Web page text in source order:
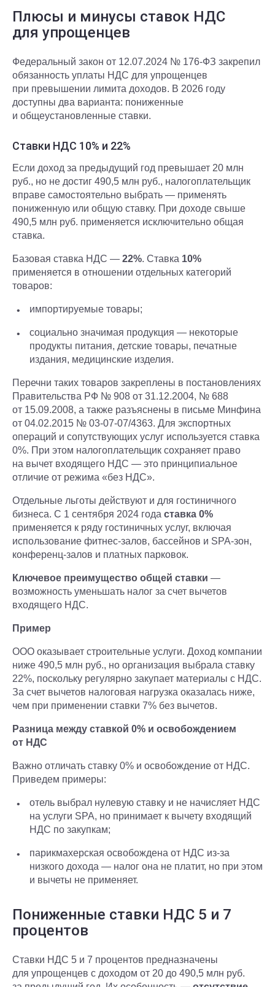
Плюсы и минусы ставок НДС
для упрощенцев
Федеральный закон от 12.07.2024 № 176-ФЗ закрепил
обязанность уплаты НДС для упрощенцев
при превышении лимита доходов. В 2026 году
доступны два варианта: пониженные
и общеустановленные ставки.
Ставки НДС 10% и 22%
Если доход за предыдущий год превышает 20 млн
руб., но не достиг 490,5 млн руб., налогоплательщик
вправе самостоятельно выбрать — применять
пониженную или общую ставку. При доходе свыше
490,5 млн руб. применяется исключительно общая
ставка.
Базовая ставка НДС — 22%. Ставка 10%
применяется в отношении отдельных категорий
товаров:
импортируемые товары;
социально значимая продукция — некоторые
продукты питания, детские товары, печатные
издания, медицинские изделия.
Перечни таких товаров закреплены в постановлениях
Правительства РФ № 908 от 31.12.2004, № 688
от 15.09.2008, а также разъяснены в письме Минфина
от 04.02.2015 № 03-07-07/4363. Для экспортных
операций и сопутствующих услуг используется ставка
0%. При этом налогоплательщик сохраняет право
на вычет входящего НДС — это принципиальное
отличие от режима «без НДС».
Отдельные льготы действуют и для гостиничного
бизнеса. С 1 сентября 2024 года ставка 0%
применяется к ряду гостиничных услуг, включая
использование фитнес-залов, бассейнов и SPA-зон,
конференц-залов и платных парковок.
Ключевое преимущество общей ставки —
возможность уменьшать налог за счет вычетов
входящего НДС.
Пример
ООО оказывает строительные услуги. Доход компании
ниже 490,5 млн руб., но организация выбрала ставку
22%, поскольку регулярно закупает материалы с НДС.
За счет вычетов налоговая нагрузка оказалась ниже,
чем при применении ставки 7% без вычетов.
Разница между ставкой 0% и освобождением
от НДС
Важно отличать ставку 0% и освобождение от НДС.
Приведем примеры:
отель выбрал нулевую ставку и не начисляет НДС
на услуги SPA, но принимает к вычету входящий
НДС по закупкам;
парикмахерская освобождена от НДС из-за
низкого дохода — налог она не платит, но при этом
и вычеты не применяет.
Пониженные ставки НДС 5 и 7
процентов
Ставки НДС 5 и 7 процентов предназначены
для упрощенцев с доходом от 20 до 490,5 млн руб.